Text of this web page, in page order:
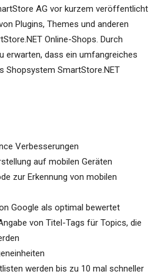
AG vor kurzem veröffentlicht
Plugins, Themes und anderen
Online-Shops. Durch
erwarten, dass ein umfangreiches
Shopsystem SmartStore.NET
Verbesserungen
auf mobilen Geräten
zur Erkennung von mobilen
Google als optimal bewertet
von Titel-Tags für Topics, die
werden bis zu 10 mal schneller